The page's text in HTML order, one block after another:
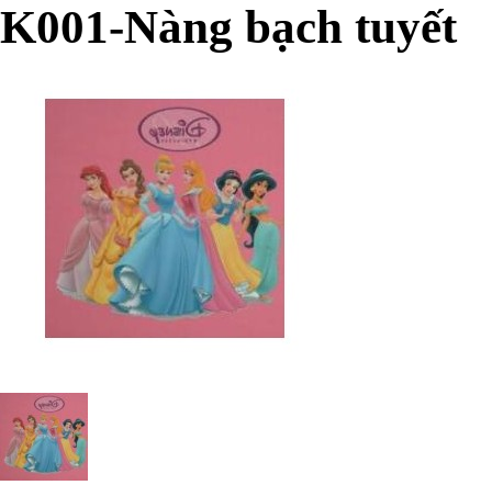
K001-Nàng bạch tuyết